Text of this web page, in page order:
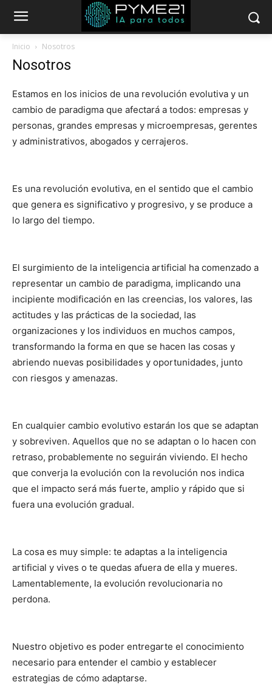
Inicio Nosotros
Nosotros
Estamos en los inicios de una revolución evolutiva y un
cambio de paradigma que afectará a todos: empresas y
personas, grandes empresas y microempresas, gerentes
y administrativos, abogados y cerrajeros.
Es una revolución evolutiva, en el sentido que el cambio
que genera es significativo y progresivo, y se produce a
lo largo del tiempo.
El surgimiento de la inteligencia artificial ha comenzado a
representar un cambio de paradigma, implicando una
incipiente modificación en las creencias, los valores, las
actitudes y las prácticas de la sociedad, las
organizaciones y los individuos en muchos campos,
transformando la forma en que se hacen las cosas y
abriendo nuevas posibilidades y oportunidades, junto
con riesgos y amenazas.
En cualquier cambio evolutivo estarán los que se adaptan
y sobreviven. Aquellos que no se adaptan o lo hacen con
retraso, probablemente no seguirán viviendo. El hecho
que converja la evolución con la revolución nos indica
que el impacto será más fuerte, amplio y rápido que si
fuera una evolución gradual.
La cosa es muy simple: te adaptas a la inteligencia
artificial y vives o te quedas afuera de ella y mueres.
Lamentablemente, la evolución revolucionaria no
perdona.
Nuestro objetivo es poder entregarte el conocimiento
necesario para entender el cambio y establecer
estrategias de cómo adaptarse.